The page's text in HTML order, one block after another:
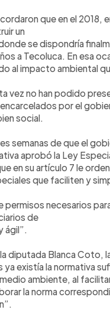
que en el 2018,
un
se dispondría
a Tecoluca. En esa
al impacto ambiental
vez no han podido
por el
social.
semanas de que el
aprobó la Ley
en su artículo 7 le
que faciliten y
necesarios
de
ágil”.
diputada Blanca Coto,
ya existía la normativa
ambiente, al
la norma